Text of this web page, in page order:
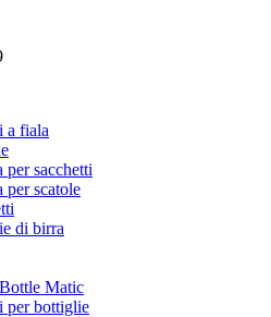
a fiala
per sacchetti
per scatole
di birra
Matic
per bottiglie